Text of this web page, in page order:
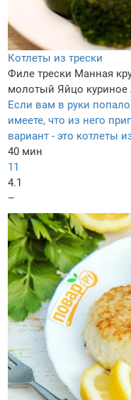
Котлеты из трески
Филе трески Манная
молотый Яйцо куриное
Если вам в руки
имеете, что из него
вариант - это котлеты
40 мин
11
4.1
–